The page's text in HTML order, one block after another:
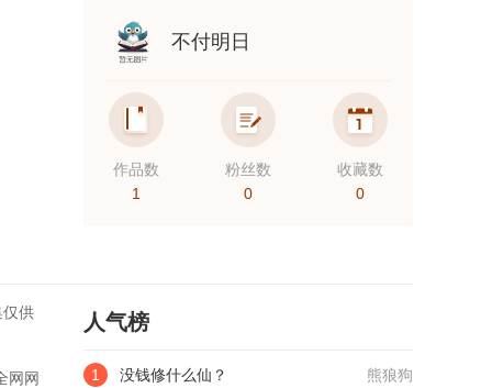
不付明日
作品数
1
粉丝数
0
收藏数
0
仅供
网网
人气榜
1 没钱修什么仙？ 熊狼狗